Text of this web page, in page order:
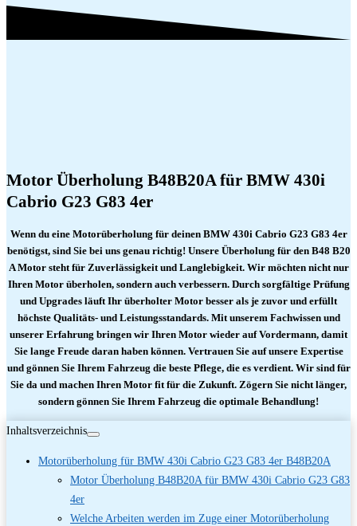
Motor Überholung B48B20A für BMW 430i
Cabrio G23 G83 4er
Wenn du eine Motorüberholung für deinen BMW 430i Cabrio G23 G83 4er
benötigst, sind Sie bei uns genau richtig! Unsere Überholung für den B48 B20
A Motor steht für Zuverlässigkeit und Langlebigkeit. Wir möchten nicht nur
Ihren Motor überholen, sondern auch verbessern. Durch sorgfältige Prüfung
und Upgrades läuft Ihr überholter Motor besser als je zuvor und erfüllt
höchste Qualitäts- und Leistungsstandards. Mit unserem Fachwissen und
unserer Erfahrung bringen wir Ihren Motor wieder auf Vordermann, damit
Sie lange Freude daran haben können. Vertrauen Sie auf unsere Expertise
und gönnen Sie Ihrem Fahrzeug die beste Pflege, die es verdient. Wir sind für
Sie da und machen Ihren Motor fit für die Zukunft. Zögern Sie nicht länger,
sondern gönnen Sie Ihrem Fahrzeug die optimale Behandlung!
Inhaltsverzeichnis
Motorüberholung für BMW 430i Cabrio G23 G83 4er B48B20A
Motor Überholung B48B20A für BMW 430i Cabrio G23 G83
4er
Welche Arbeiten werden im Zuge einer Motorüberholung